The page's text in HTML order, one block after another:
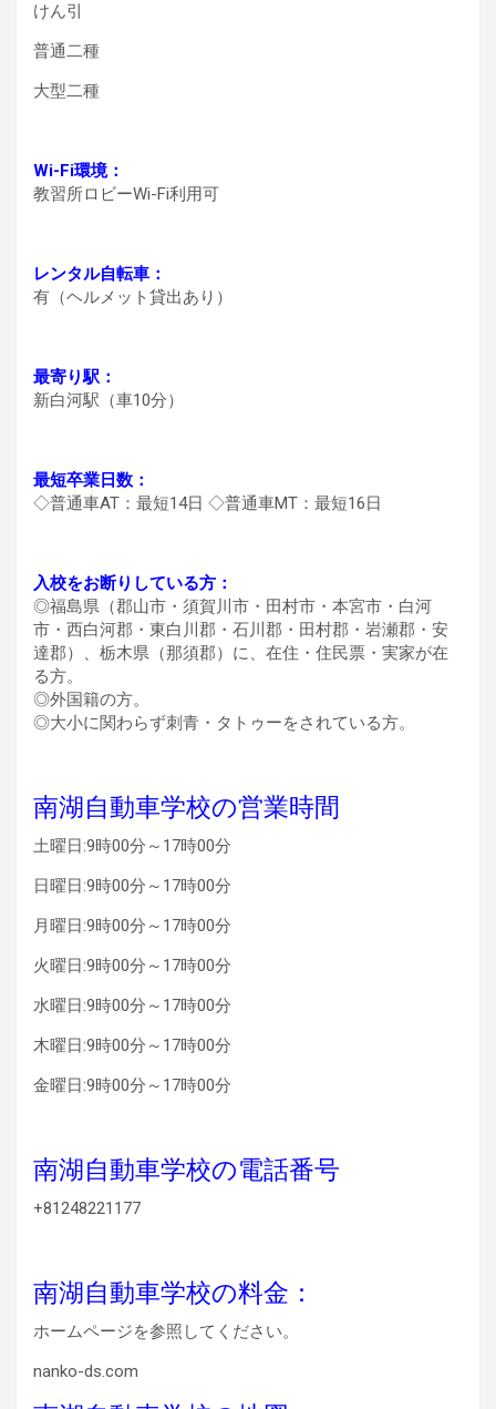
けん引
普通二種
大型二種
Wi-Fi環境：
教習所ロビーWi-Fi利用可
レンタル自転車：
有（ヘルメット貸出あり）
最寄り駅：
新白河駅（車10分）
最短卒業日数：
◇普通車AT：最短14日 ◇普通車MT：最短16日
入校をお断りしている方：
◎福島県（郡山市・須賀川市・田村市・本宮市・白河
市・西白河郡・東白川郡・石川郡・田村郡・岩瀬郡・安
達郡）、栃木県（那須郡）に、在住・住民票・実家が在
る方。
◎外国籍の方。
◎大小に関わらず刺青・タトゥーをされている方。
南湖自動車学校の営業時間
土曜日:9時00分～17時00分
日曜日:9時00分～17時00分
月曜日:9時00分～17時00分
火曜日:9時00分～17時00分
水曜日:9時00分～17時00分
木曜日:9時00分～17時00分
金曜日:9時00分～17時00分
南湖自動車学校の電話番号
+81248221177
南湖自動車学校の料金：
ホームページを参照してください。
nanko-ds.com